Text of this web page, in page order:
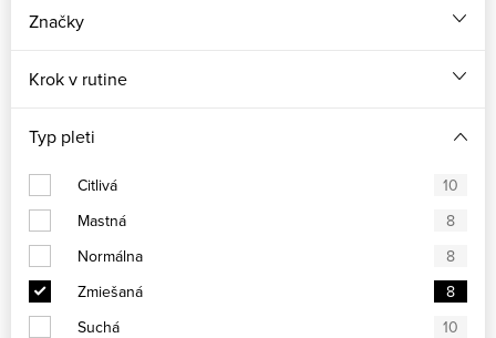
Značky
Krok v rutine
Typ pleti
Citlivá
10
Mastná
8
Normálna
8
Zmiešaná
8
Suchá
10